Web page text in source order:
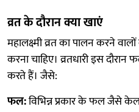
व्रत के दौरान क्या खाएं
महालक्ष्मी व्रत का पालन करने
करना चाहिए। व्रतधारी इस
करते हैं। जैसे:
फल:विभिन्न प्रकार के फल जैसे